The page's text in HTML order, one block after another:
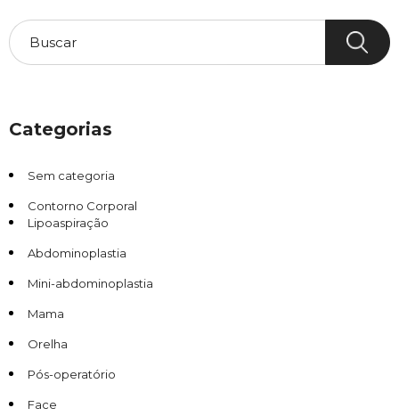
Categorias
Sem categoria
Contorno Corporal
Lipoaspiração
Abdominoplastia
Mini-abdominoplastia
Mama
Orelha
Pós-operatório
Face